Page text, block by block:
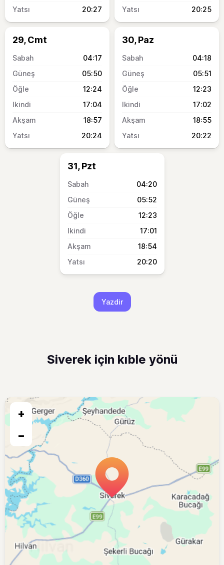
20:27
20:25
29, Cmt
04:17
05:50
12:24
17:04
18:57
20:24
30, Paz
04:18
05:51
12:23
17:02
18:55
20:22
31, Pzt
04:20
05:52
12:23
17:01
18:54
20:20
Yazdir
Siverek için kıble yönü
+
−